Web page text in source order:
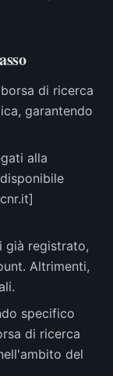
di ricerca
garantendo
alla
già registrato,
Altrimenti,
specifico
di ricerca
del